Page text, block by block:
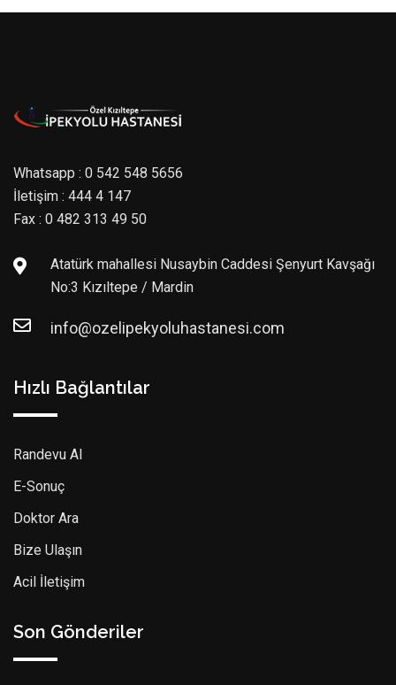
Whatsapp : 0 542 548 5656
İletişim : 444 4 147
Fax : 0 482 313 49 50
Atatürk mahallesi Nusaybin Caddesi Şenyurt Kavşağı
No:3 Kızıltepe / Mardin
info@ozelipekyoluhastanesi.com
Hızlı Bağlantılar
Randevu Al
E-Sonuç
Doktor Ara
Bize Ulaşın
Acil İletişim
Son Gönderiler